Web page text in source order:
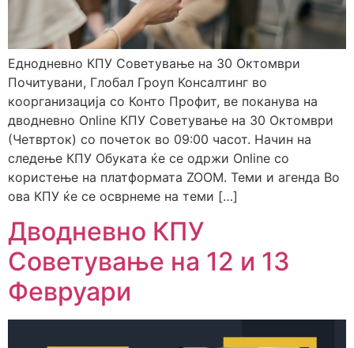
Еднодневно КПУ Советување на 30 Октомври
Почитувани, Глобал Гроуп Консалтинг во
коорганизација со Конто Профит, ве поканува на
дводневно Online КПУ Советување на 30 Октомври
(Четврток) со почеток во 09:00 часот. Начин на
следење КПУ Обуката ќе се одржи Online со
користење на платформата ZOOM. Теми и агенда Во
ова КПУ ќе се осврнеме на теми […]
Дводневно КПУ
Советување на 12 и 13
Февруари